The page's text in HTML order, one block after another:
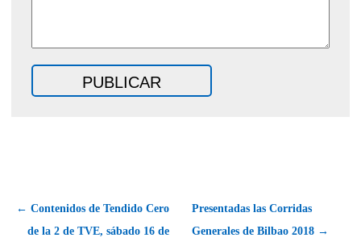
← Contenidos de Tendido Cero
de la 2 de TVE, sábado 16 de
Presentadas las Corridas
Generales de Bilbao 2018 →